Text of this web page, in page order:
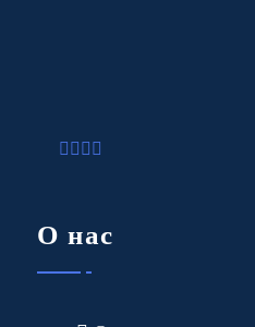
О нас